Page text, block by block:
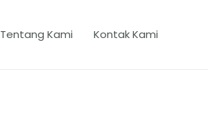
Tentang Kami Kontak Kami